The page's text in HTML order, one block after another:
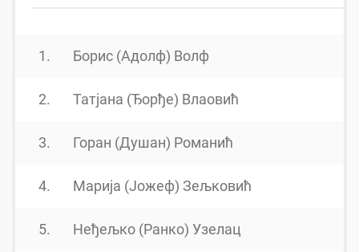
1. Борис (Адолф) Волф
2. Татјана (Ђорђе) Влаовић
3. Горан (Душан) Романић
4. Марија (Јожеф) Зељковић
5. Неђељко (Ранко) Узелац